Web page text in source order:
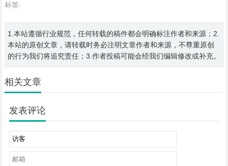
标签:
1.本站遵循行业规范，任何转载的稿件都会明确标注作者和来源；2.
本站的原创文章，请转载时务必注明文章作者和来源，不尊重原创
的行为我们将追究责任；3.作者投稿可能会经我们编辑修改或补充。
相关文章
发表评论